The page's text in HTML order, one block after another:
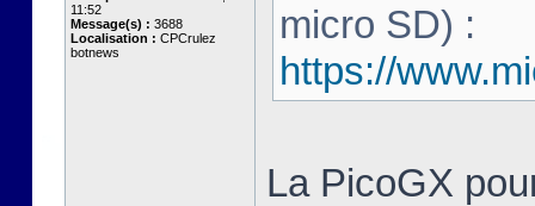
11:52
Message(s) : 3688
Localisation : CPCrulez
botnews
micro SD) :
https://
La PicoGX